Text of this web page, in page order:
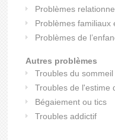
Problèmes
Problèmes familiaux
Problèmes de
Autres problèmes
Troubles du sommeil
Troubles de l'estime
Bégaiement ou tics
Troubles addictif